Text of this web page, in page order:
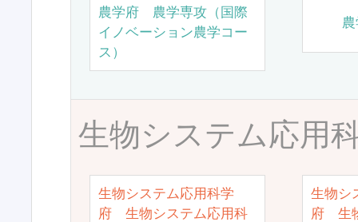
農学府 農学専攻（国際
イノベーション農学コー
ス）
生物システム応用
生物システム応用科学
府 生物システム応用科
生物シ
府 生